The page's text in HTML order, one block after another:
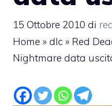
15 Ottobre 2010 di
Home » dlc » Red
Nightmare data